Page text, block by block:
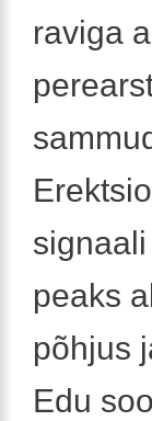
raviga
peaks
põhjus
Edu